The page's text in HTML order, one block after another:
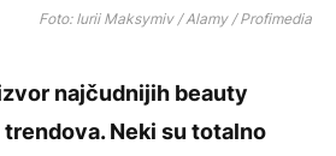
Foto: Iurii Maksymiv / Alamy / Profimedia
najčudnijih beauty
Neki su totalno